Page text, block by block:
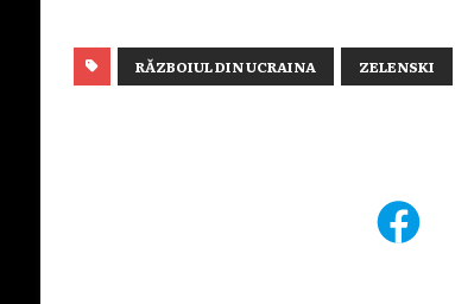
RĂZBOIUL DIN UCRAINA ZELENSKI